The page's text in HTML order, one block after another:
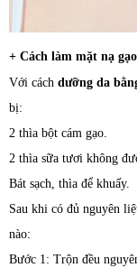
+ Cách làm mặt nạ
Với cách dưỡng da
bị:
2 thìa bột cám gạo.
2 thìa sữa tươi không
Bát sạch, thìa để khuấy.
Sau khi có đủ nguyên
nào:
Bước 1: Trộn đều